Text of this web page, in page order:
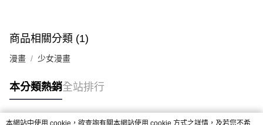
商品相關分類 (1)
漫畫 少女漫畫
本分類熱銷全站排行
本網站中使用 cookie，欲查詢有關本網站使用 cookie 方式之詳情，及若您不希